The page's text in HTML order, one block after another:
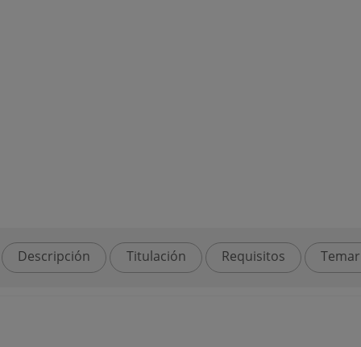
Descripción Titulación Requisitos